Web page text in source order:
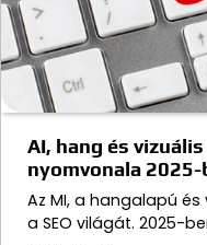
AI, hang és
nyomvonala 2025-
Az MI, a hangalapú
a SEO világát. 2025-